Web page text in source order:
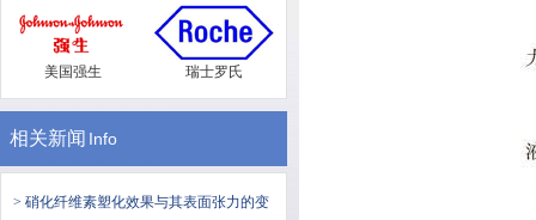
美国强生 瑞士罗氏
相关新闻 Info
> 硝化纤维素塑化效果与其表面张力的变